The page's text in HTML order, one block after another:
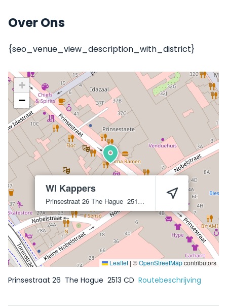
Over Ons
{seo_venue_view_description_with_district}
WI Kappers
Prinsestraat 26 The Hague 2513 CD
+
−
Leaflet | ©OpenStreetMapcontributors
Prinsestraat 26 The Hague 2513 CD Routebeschrijving